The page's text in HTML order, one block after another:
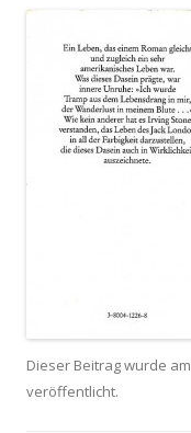
Dieser Beitrag wurde am
veröffentlicht.